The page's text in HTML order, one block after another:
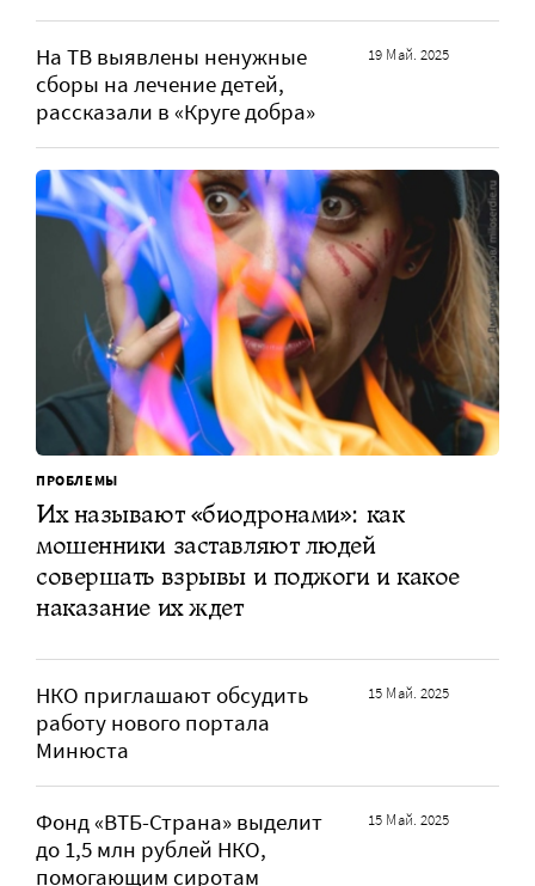
На ТВ выявлены ненужные
сборы на лечение детей,
рассказали в «Круге добра»
19 Май. 2025
ПРОБЛЕМЫ
Их называют «биодронами»: как
мошенники заставляют людей
совершать взрывы и поджоги и какое
наказание их ждет
НКО приглашают обсудить
работу нового портала
Минюста
15 Май. 2025
Фонд «ВТБ-Страна» выделит
до 1,5 млн рублей НКО,
помогающим сиротам
15 Май. 2025